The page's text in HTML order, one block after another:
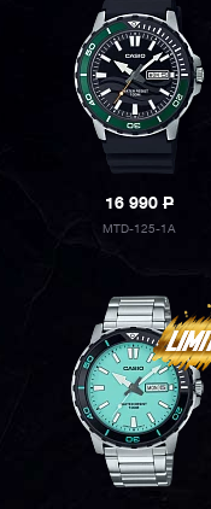
16 990P
MTD-125-1A